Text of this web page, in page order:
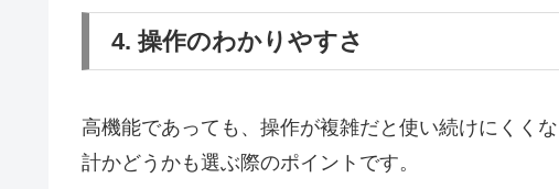
4. 操作のわかりやすさ
高機能であっても、操作が複雑だと使い続けにくく
計かどうかも選ぶ際のポイントです。